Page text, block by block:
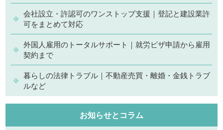
会社設立・許認可のワンストップ支援｜登記と建設業許
可をまとめて対応
外国人雇用のトータルサポート｜就労ビザ申請から雇用
契約まで
暮らしの法律トラブル｜不動産売買・離婚・金銭トラブ
ルなど
お知らせとコラム